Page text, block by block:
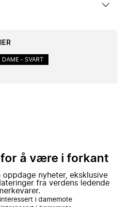
DAME - SVART
for å være i forkant
nyheter, eksklusive
fra verdens ledende
i damemote